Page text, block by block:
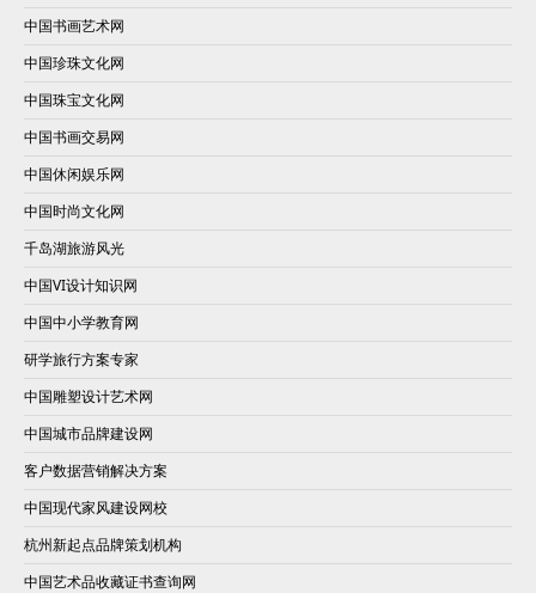
中国书画艺术网
中国珍珠文化网
中国珠宝文化网
中国书画交易网
中国休闲娱乐网
中国时尚文化网
千岛湖旅游风光
中国VI设计知识网
中国中小学教育网
研学旅行方案专家
中国雕塑设计艺术网
中国城市品牌建设网
客户数据营销解决方案
中国现代家风建设网校
杭州新起点品牌策划机构
中国艺术品收藏证书查询网